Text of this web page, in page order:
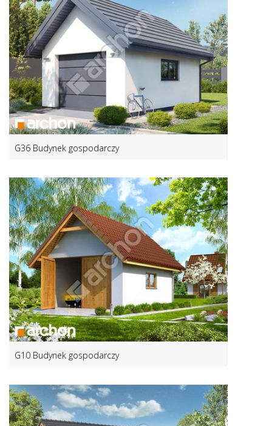
G36 Budynek gospodarczy
G10 Budynek gospodarczy